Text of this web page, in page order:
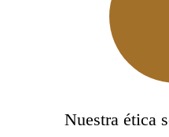
Nuestra ética